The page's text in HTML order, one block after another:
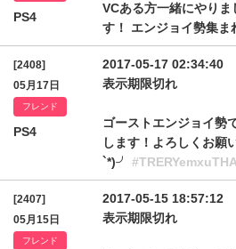
PS4
VCある方一緒にやりま
す！ エンジョイ勢集ま
[2408]
05月17日
フレンド
PS4
2017-05-17 02:34:40
表示期限切れ
ゴーストエンジョイ勢
します！よろしくお願
`*)╯
[2407]
05月15日
フレンド
2017-05-15 18:57:12
表示期限切れ